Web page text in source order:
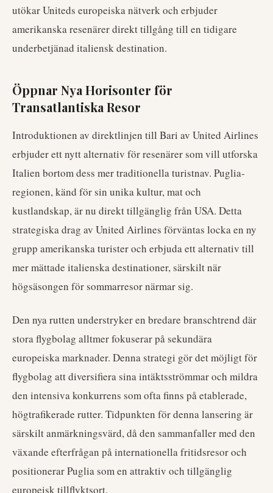
utökar Uniteds europeiska nätverk och erbjuder
amerikanska resenärer direkt tillgång till en tidigare
underbetjänad italiensk destination.
Öppnar Nya Horisonter för
Transatlantiska Resor
Introduktionen av direktlinjen till Bari av United Airlines
erbjuder ett nytt alternativ för resenärer som vill utforska
Italien bortom dess mer traditionella turistnav. Puglia-
regionen, känd för sin unika kultur, mat och
kustlandskap, är nu direkt tillgänglig från USA. Detta
strategiska drag av United Airlines förväntas locka en ny
grupp amerikanska turister och erbjuda ett alternativ till
mer mättade italienska destinationer, särskilt när
högsäsongen för sommarresor närmar sig.
Den nya rutten understryker en bredare branschtrend där
stora flygbolag alltmer fokuserar på sekundära
europeiska marknader. Denna strategi gör det möjligt för
flygbolag att diversifiera sina intäktsströmmar och mildra
den intensiva konkurrens som ofta finns på etablerade,
högtrafikerade rutter. Tidpunkten för denna lansering är
särskilt anmärkningsvärd, då den sammanfaller med den
växande efterfrågan på internationella fritidsresor och
positionerar Puglia som en attraktiv och tillgänglig
europeisk tillflyktsort.